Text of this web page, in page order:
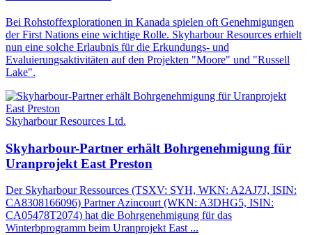
Bei Rohstoffexplorationen in Kanada spielen oft Genehmigungen
der First Nations eine wichtige Rolle. Skyharbour Resources erhielt
nun eine solche Erlaubnis für die Erkundungs- und
Evaluierungsaktivitäten auf den Projekten "Moore" und "Russell
Lake".
Skyharbour Resources Ltd.
Skyharbour-Partner erhält Bohrgenehmigung für
Uranprojekt East Preston
Der Skyharbour Ressources (TSXV: SYH, WKN: A2AJ7J, ISIN:
CA8308166096) Partner Azincourt (WKN: A3DHG5, ISIN:
CA05478T2074) hat die Bohrgenehmigung für das
Winterbprogramm beim Uranprojekt East ...